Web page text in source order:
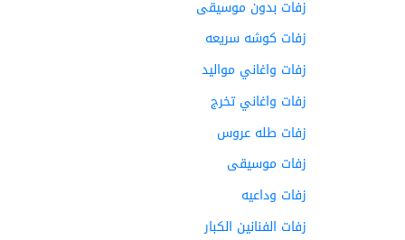
زفات بدون موسيقى
زفات كوشه سريعه
زفات واغاني مواليد
زفات واغاني تخرج
زفات طله عروس
زفات موسيقى
زفات وداعيه
زفات الفنانين الكبار